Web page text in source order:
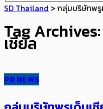
SD Thailand >กลุ่มบริษัทพรู
Tag
เชียล
PR NEWS